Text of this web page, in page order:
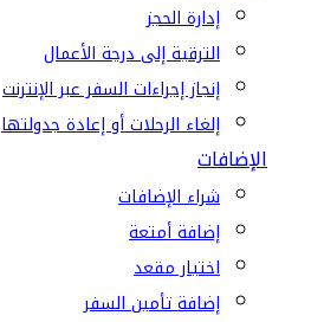
إدارة الحجز
الترقية إلى درجة الأعمال
إنجاز إجراءات السفر عبر الإنترنت
إلغاء الرحلات أو إعادة جدولتها
الإضافات
شراء الإضافات
إضافة أمتعة
اختيار مقعد
إضافة تأمين السفر